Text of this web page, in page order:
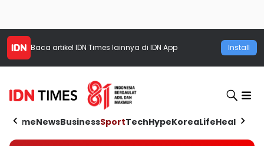
Baca artikel IDN Times lainnya di IDN App Install
HomeNewsBusinessSportTechHypeKoreaLifeHealth